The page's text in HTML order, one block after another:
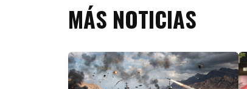
MÁS NOTICIAS